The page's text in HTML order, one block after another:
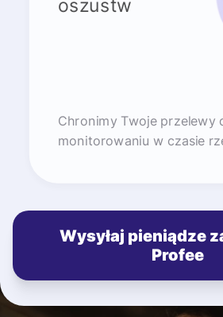
oszustw
Chronimy Twoje przelewy
monitorowaniu w czasie
Wysyłaj pieniądze
Profee